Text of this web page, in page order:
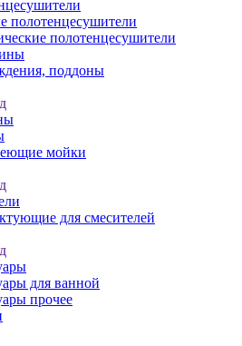
полотенцесушители
полотенцесушители
поддоны
мойки
для смесителей
для ванной
прочее